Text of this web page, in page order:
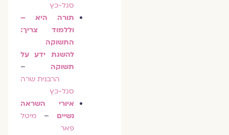
סגל-כץ
תורה היא –
וללמוד צריך:
התשוקה
להשגת ידע על
תשוקה–
הרבנית שרה
סגל-כץ
איורי השראה
נשיים–
מיטל
פאר